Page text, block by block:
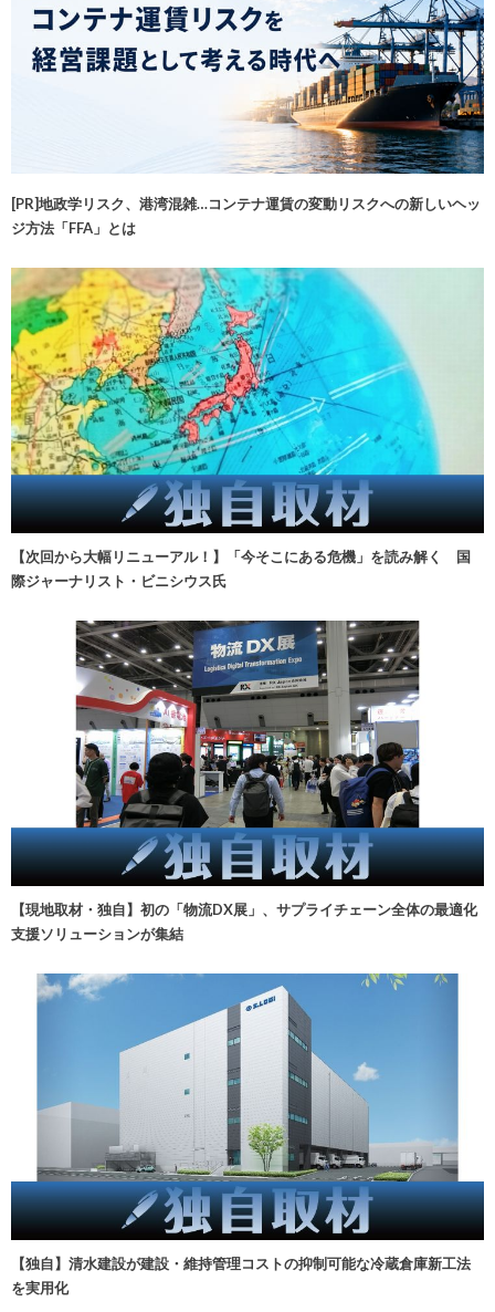
[PR]地政学リスク、港湾混雑…コンテナ運賃の変動リスクへの新しいヘッ
ジ方法「FFA」とは
【次回から大幅リニューアル！】「今そこにある危機」を読み解く 国
際ジャーナリスト・ビニシウス氏
【現地取材・独自】初の「物流DX展」、サプライチェーン全体の最適化
支援ソリューションが集結
【独自】清水建設が建設・維持管理コストの抑制可能な冷蔵倉庫新工法
を実用化